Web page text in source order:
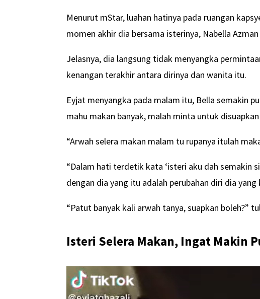
Menurut mStar, luahan hatinya pada ruangan
momen akhir dia bersama isterinya, Nabella
Jelasnya, dia langsung tidak menyangka
kenangan terakhir antara dirinya dan wanita itu.
Eyjat menyangka pada malam itu, Bella semakin
mahu makan banyak, malah minta untuk disuapkan
“Arwah selera makan malam tu rupanya itulah
“Dalam hati terdetik kata ‘isteri aku dah semakin
dengan dia yang itu adalah perubahan diri dia
“Patut banyak kali arwah tanya, suapkan boleh?”
Isteri Selera Makan, Ingat Makin